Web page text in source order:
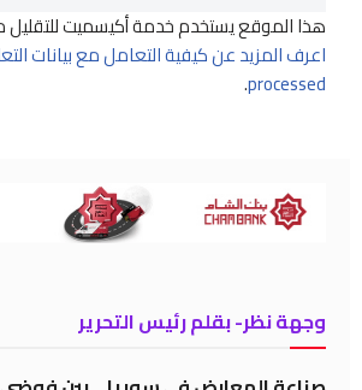
هذا الموقع يستخدم خدمة أكيسميت للتقليل
اعرف المزيد عن كيفية التعامل مع بيانات
processed
.
وجهة نظر- بقلم رئيس التحرير